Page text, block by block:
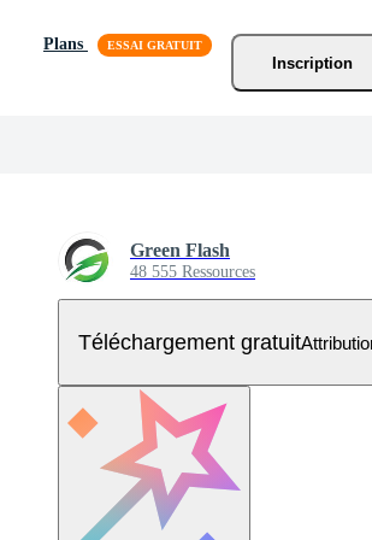
Plans
Inscription
Green Flash
48 555 Ressources
Téléchargement gratuit